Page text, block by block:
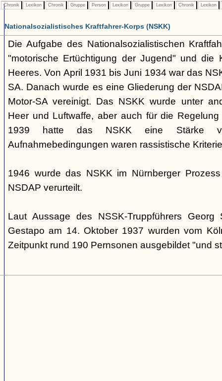
Chronik Lexikon Chronik Gruppe Person Lexikon Gruppe Lexikon Chronik Lexikon
Nationalsozialistisches Kraftfahrer-Korps (NSKK)
Die Aufgabe des Nationalsozialistischen
"motorische Ertüchtigung der Jugend" und die
Heeres. Von April 1931 bis Juni 1934 war das
SA. Danach wurde es eine Gliederung der
Motor-SA vereinigt. Das NSKK wurde unter
Heer und Luftwaffe, aber auch für die
1939 hatte das NSKK eine Stärke
Aufnahmebedingungen waren rassistische
1946 wurde das NSKK im Nürnberger
NSDAP verurteilt.
Laut Aussage des NSSK-Truppführers
Gestapo am 14. Oktober 1937 wurden vom
Zeitpunkt rund 190 Pernsonen ausgebildet "und